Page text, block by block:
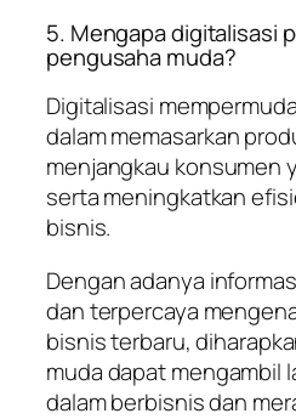
5. Mengapa digitalisasi
pengusaha muda?
Digitalisasi
dalam memasarkan
menjangkau konsumen
serta meningkatkan
bisnis.
Dengan adanya
dan terpercaya
bisnis terbaru,
muda dapat mengambil
dalam berbisnis dan